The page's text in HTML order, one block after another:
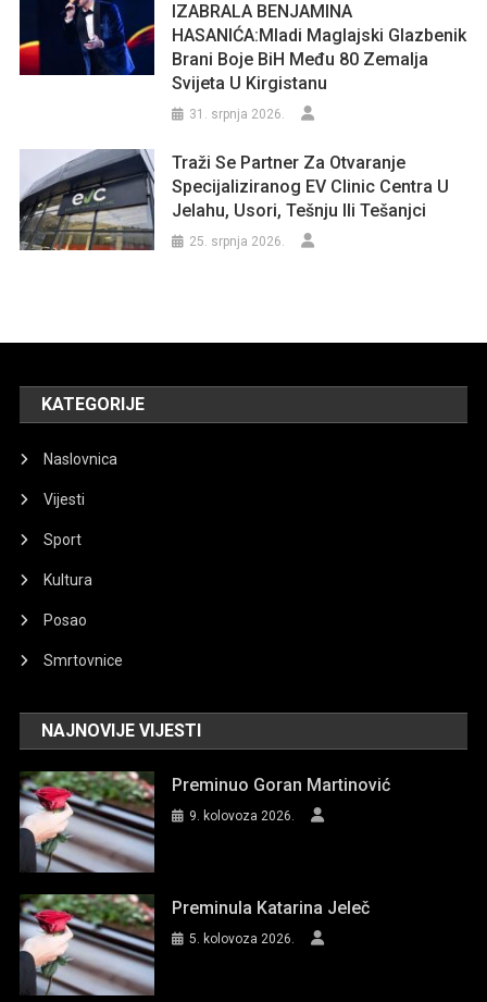
IZABRALA BENJAMINA
HASANIĆA:Mladi Maglajski Glazbenik
Brani Boje BiH Među 80 Zemalja
Svijeta U Kirgistanu
31. srpnja 2026.
Traži Se Partner Za Otvaranje
Specijaliziranog EV Clinic Centra U
Jelahu, Usori, Tešnju Ili Tešanjci
25. srpnja 2026.
KATEGORIJE
Naslovnica
Vijesti
Sport
Kultura
Posao
Smrtovnice
NAJNOVIJE VIJESTI
Preminuo Goran Martinović
9. kolovoza 2026.
Preminula Katarina Jeleč
5. kolovoza 2026.